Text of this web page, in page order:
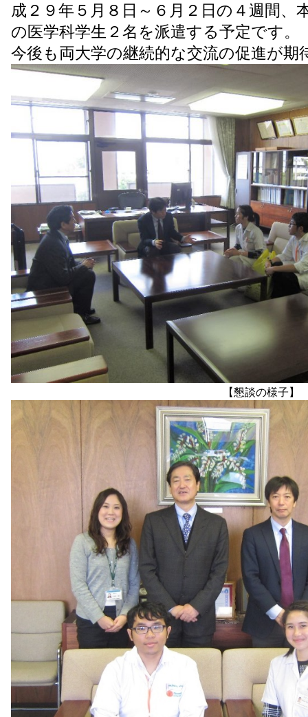
成２９年５月８日～６月２日の４週間、
の医学科学生２名を派遣する予定です。
今後も両大学の継続的な交流の促進が期
【懇談の様子 】